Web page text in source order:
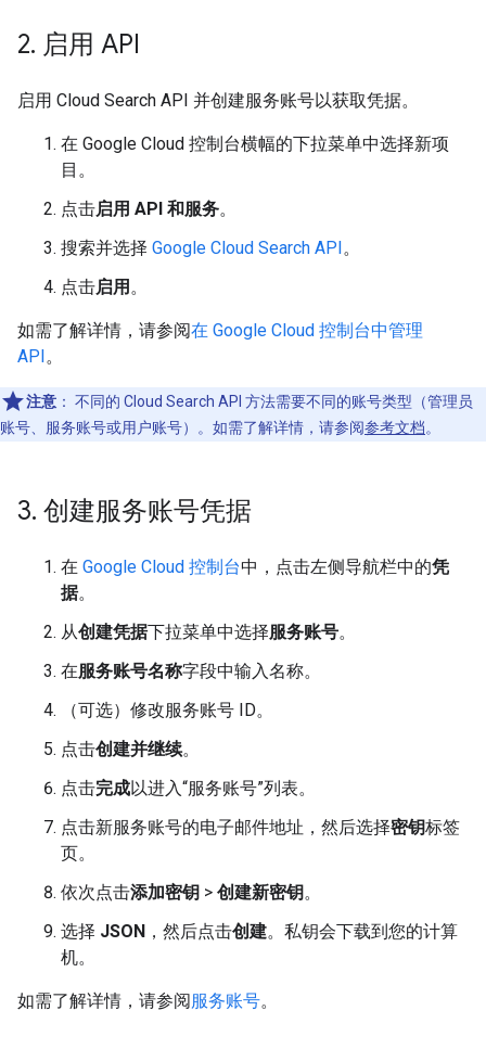
2. 启用 API
启用 Cloud Search API 并创建服务账号以获取凭据。
在 Google Cloud 控制台横幅的下拉菜单中选择新项
目。
点击启用 API 和服务。
搜索并选择 Google Cloud Search API。
点击启用 。
如需了解详情，请参阅在 Google Cloud 控制台中管理
API。
注意 ： 不同的 Cloud Search API 方法需要不同的账号类型（管理员
账号、服务账号或用户账号）。如需了解详情，请参阅参考文档。
3. 创建服务账号凭据
在 Google Cloud 控制台中，点击左侧导航栏中的凭
据。
从创建凭据下拉菜单中选择服务账号。
在服务账号名称字段中输入名称。
（可选）修改服务账号 ID。
点击创建并继续。
点击完成以进入“服务账号”列表。
点击新服务账号的电子邮件地址，然后选择密钥标签
页。
依次点击添加密钥 > 创建新密钥。
选择 JSON ，然后点击创建。私钥会下载到您的计算
机。
如需了解详情，请参阅服务账号。